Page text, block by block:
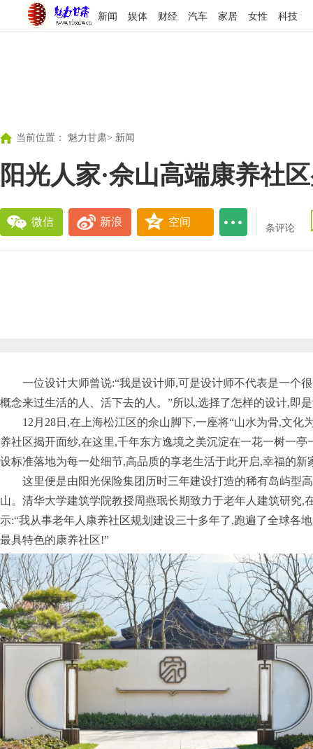
新闻 娱体 财经 汽车 家居 女性 科技
当前位置： 魅力甘肃> 新闻
阳光人家·佘山高端康养社
微信 新浪 空间
条评论
一位设计大师曾说:“我是设计师,可是设计师不代表是一个
概念来过生活的人、活下去的人。”所以,选择了怎样的设计,即
12月28日,在上海松江区的佘山脚下,一座将“山水为骨,文化
养社区揭开面纱,在这里,千年东方逸境之美沉淀在一花一树一
设标准落地为每一处细节,高品质的享老生活于此开启,幸福的新
这里便是由阳光保险集团历时三年建设打造的稀有岛屿型
山。清华大学建筑学院教授周燕珉长期致力于老年人建筑研究,
示:“我从事老年人康养社区规划建设三十多年了,跑遍了全球各
最具特色的康养社区!”